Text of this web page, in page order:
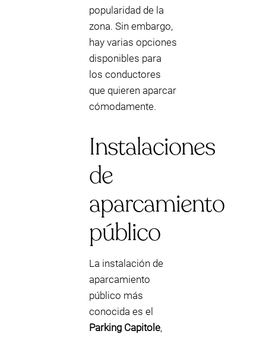
popularidad de la
zona. Sin embargo,
hay varias opciones
disponibles para
los conductores
que quieren aparcar
cómodamente.
Instalaciones
de
aparcamiento
público
La instalación de
aparcamiento
público más
conocida es el
Parking Capitole,